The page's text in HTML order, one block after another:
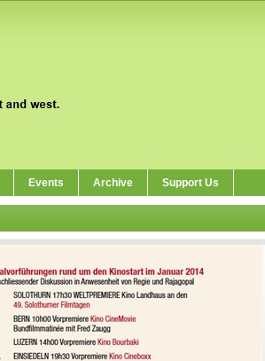
Events Archive Support Us